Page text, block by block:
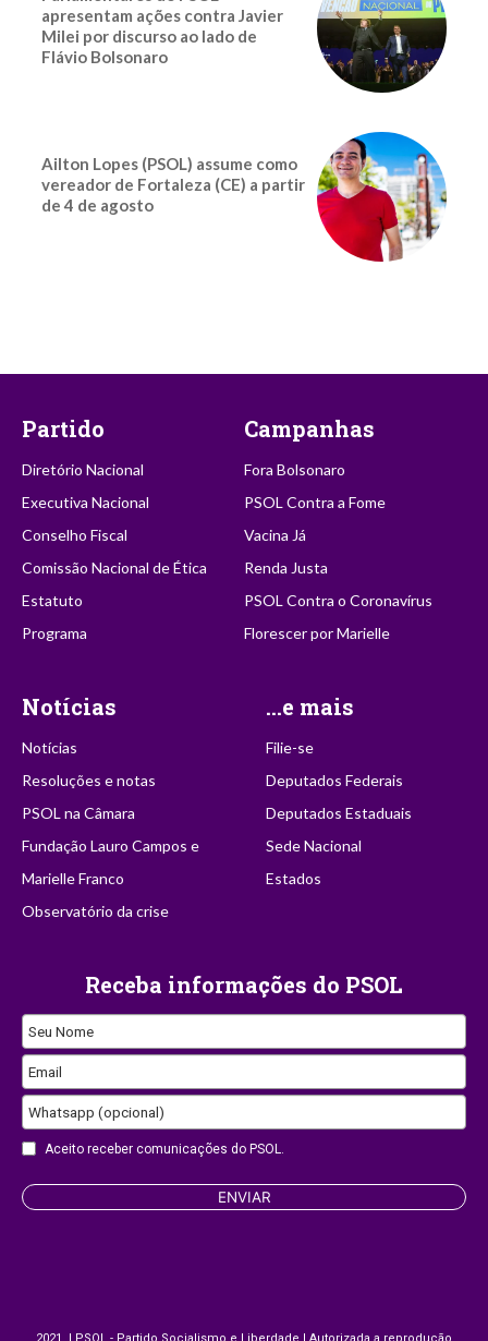
apresentam ações contra Javier
Milei por discurso ao lado de
Flávio Bolsonaro
Ailton Lopes (PSOL) assume como
vereador de Fortaleza (CE) a partir
de 4 de agosto
Partido
Diretório Nacional
Executiva Nacional
Conselho Fiscal
Comissão Nacional de Ética
Estatuto
Programa
Campanhas
Fora Bolsonaro
PSOL Contra a Fome
Vacina Já
Renda Justa
PSOL Contra o Coronavírus
Florescer por Marielle
Notícias
Notícias
Resoluções e notas
PSOL na Câmara
Fundação Lauro Campos e
Marielle Franco
Observatório da crise
...e mais
Filie-se
Deputados Federais
Deputados Estaduais
Sede Nacional
Estados
Receba informações do PSOL
Seu Nome
Email
Whatsapp (opcional)
Website
Aceito receber comunicações do PSOL.
ENVIAR